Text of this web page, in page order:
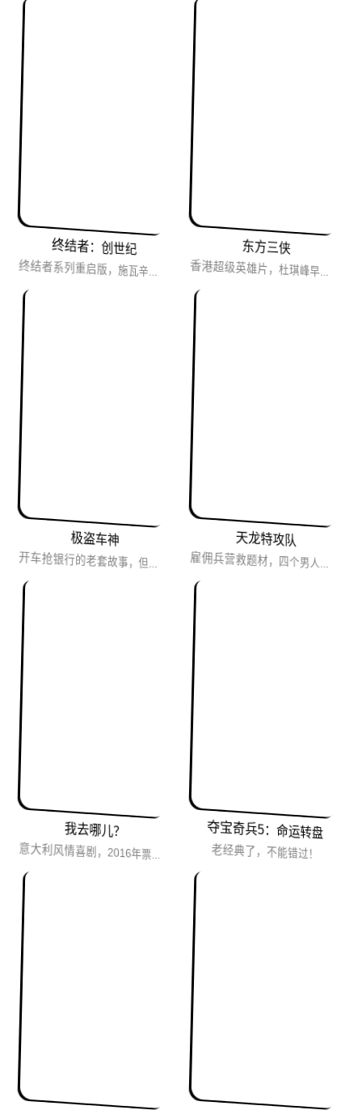
终结者：创世纪
终结者系列重启版，施瓦辛格回来了，依旧是穿越时空无尽的战斗。
东方三侠
香港超级英雄片，杜琪峰早期少数的cult电影之一，漫画式的人物，弥漫着反乌托邦气息的时代设定还有充满了江湖...
极盗车神 天龙特攻队
我去哪儿？
意大利风情喜剧，2016年票房冠军片，故事精彩曲折，处处都是戏谑讽刺。
夺宝奇兵5：命运转盘
老经典了，不能错过！